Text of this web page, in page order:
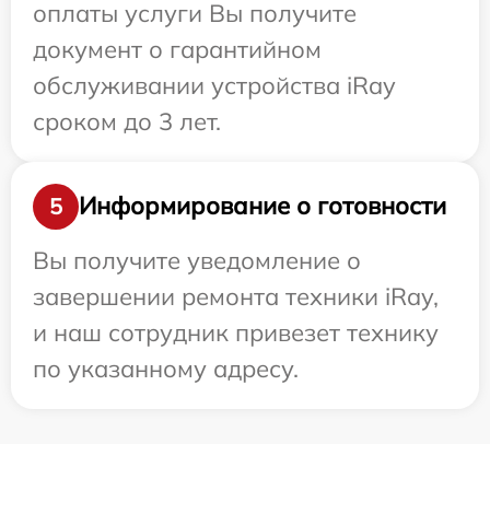
оплаты услуги Вы получите
документ о гарантийном
обслуживании устройства iRay
сроком до 3 лет.
5
Информирование о готовности
Вы получите уведомление о
завершении ремонта техники iRay,
и наш сотрудник привезет технику
по указанному адресу.